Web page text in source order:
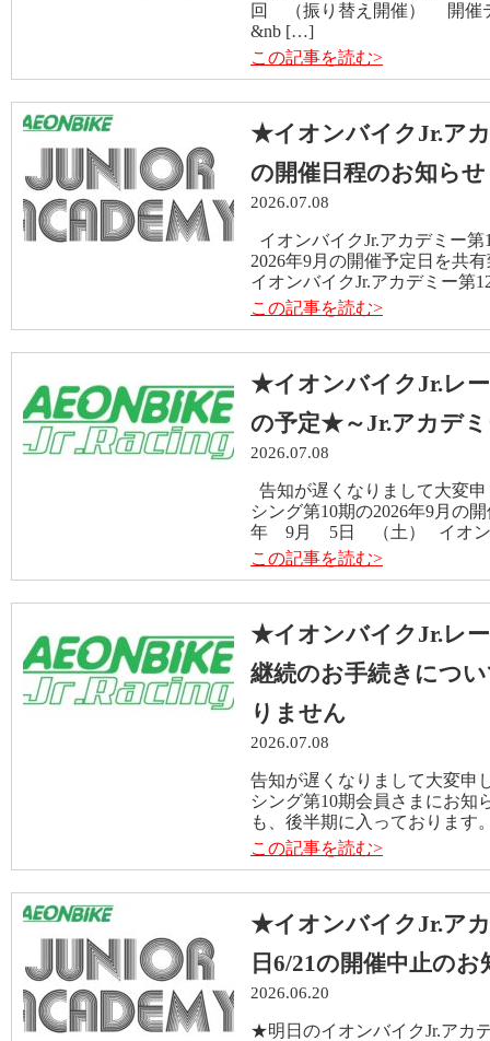
回 （振り替え開催） 開催
&nb […]
この記事を読む>
★イオンバイクJr.ア
の開催日程のお知らせ
2026.07.08
イオンバイクJr.アカデミー
2026年9月の開催予定日を共
イオンバイクJr.アカデミー
この記事を読む>
★イオンバイクJr.レ
の予定★～Jr.アカデ
2026.07.08
告知が遅くなりまして大変
シング第10期の2026年9月の
年 9月 5日 （土） イオン
この記事を読む>
★イオンバイクJr.レ
継続のお手続きにつ
りません
2026.07.08
告知が遅くなりまして大変申
シング第10期会員さまにお知
も、後半期に入っておりま
この記事を読む>
★イオンバイクJr.ア
日6/21の開催中止の
2026.06.20
★明日のイオンバイクJr.アカ